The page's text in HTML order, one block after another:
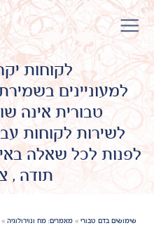
לקוחות
למעוניינים
טבורית אינה
לשירות לקוחות
לפנות לכל שאלה
תודה ,
שימושים בדם טבורי » מאמרים: מח ונוירולוגיה »